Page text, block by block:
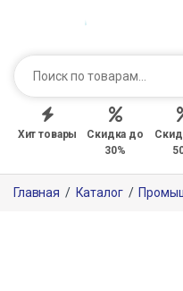
Хит товары
Скидка до
30%
Главная / Каталог /